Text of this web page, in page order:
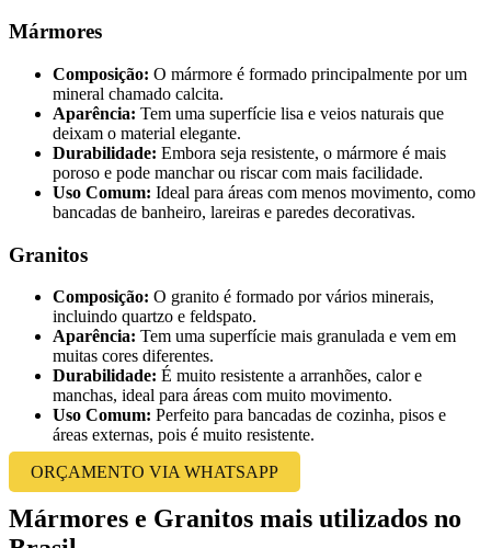
Mármores
Composição: O mármore é formado principalmente por um
mineral chamado calcita.
Aparência: Tem uma superfície lisa e veios naturais que
deixam o material elegante.
Durabilidade: Embora seja resistente, o mármore é mais
poroso e pode manchar ou riscar com mais facilidade.
Uso Comum: Ideal para áreas com menos movimento, como
bancadas de banheiro, lareiras e paredes decorativas.
Granitos
Composição: O granito é formado por vários minerais,
incluindo quartzo e feldspato.
Aparência: Tem uma superfície mais granulada e vem em
muitas cores diferentes.
Durabilidade: É muito resistente a arranhões, calor e
manchas, ideal para áreas com muito movimento.
Uso Comum: Perfeito para bancadas de cozinha, pisos e
áreas externas, pois é muito resistente.
ORÇAMENTO VIA WHATSAPP
Mármores e Granitos mais utilizados no